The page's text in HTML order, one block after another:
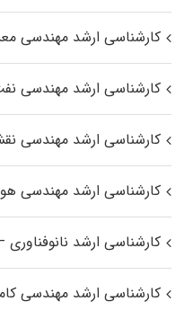
کارشناسی ارشد مهندسی
کارشناسی ارشد مهندسی
کارشناسی ارشد مهندسی
کارشناسی ارشد مهندسی
کارشناسی ارشد نانوفناوری
کارشناسی ارشد مهندسی